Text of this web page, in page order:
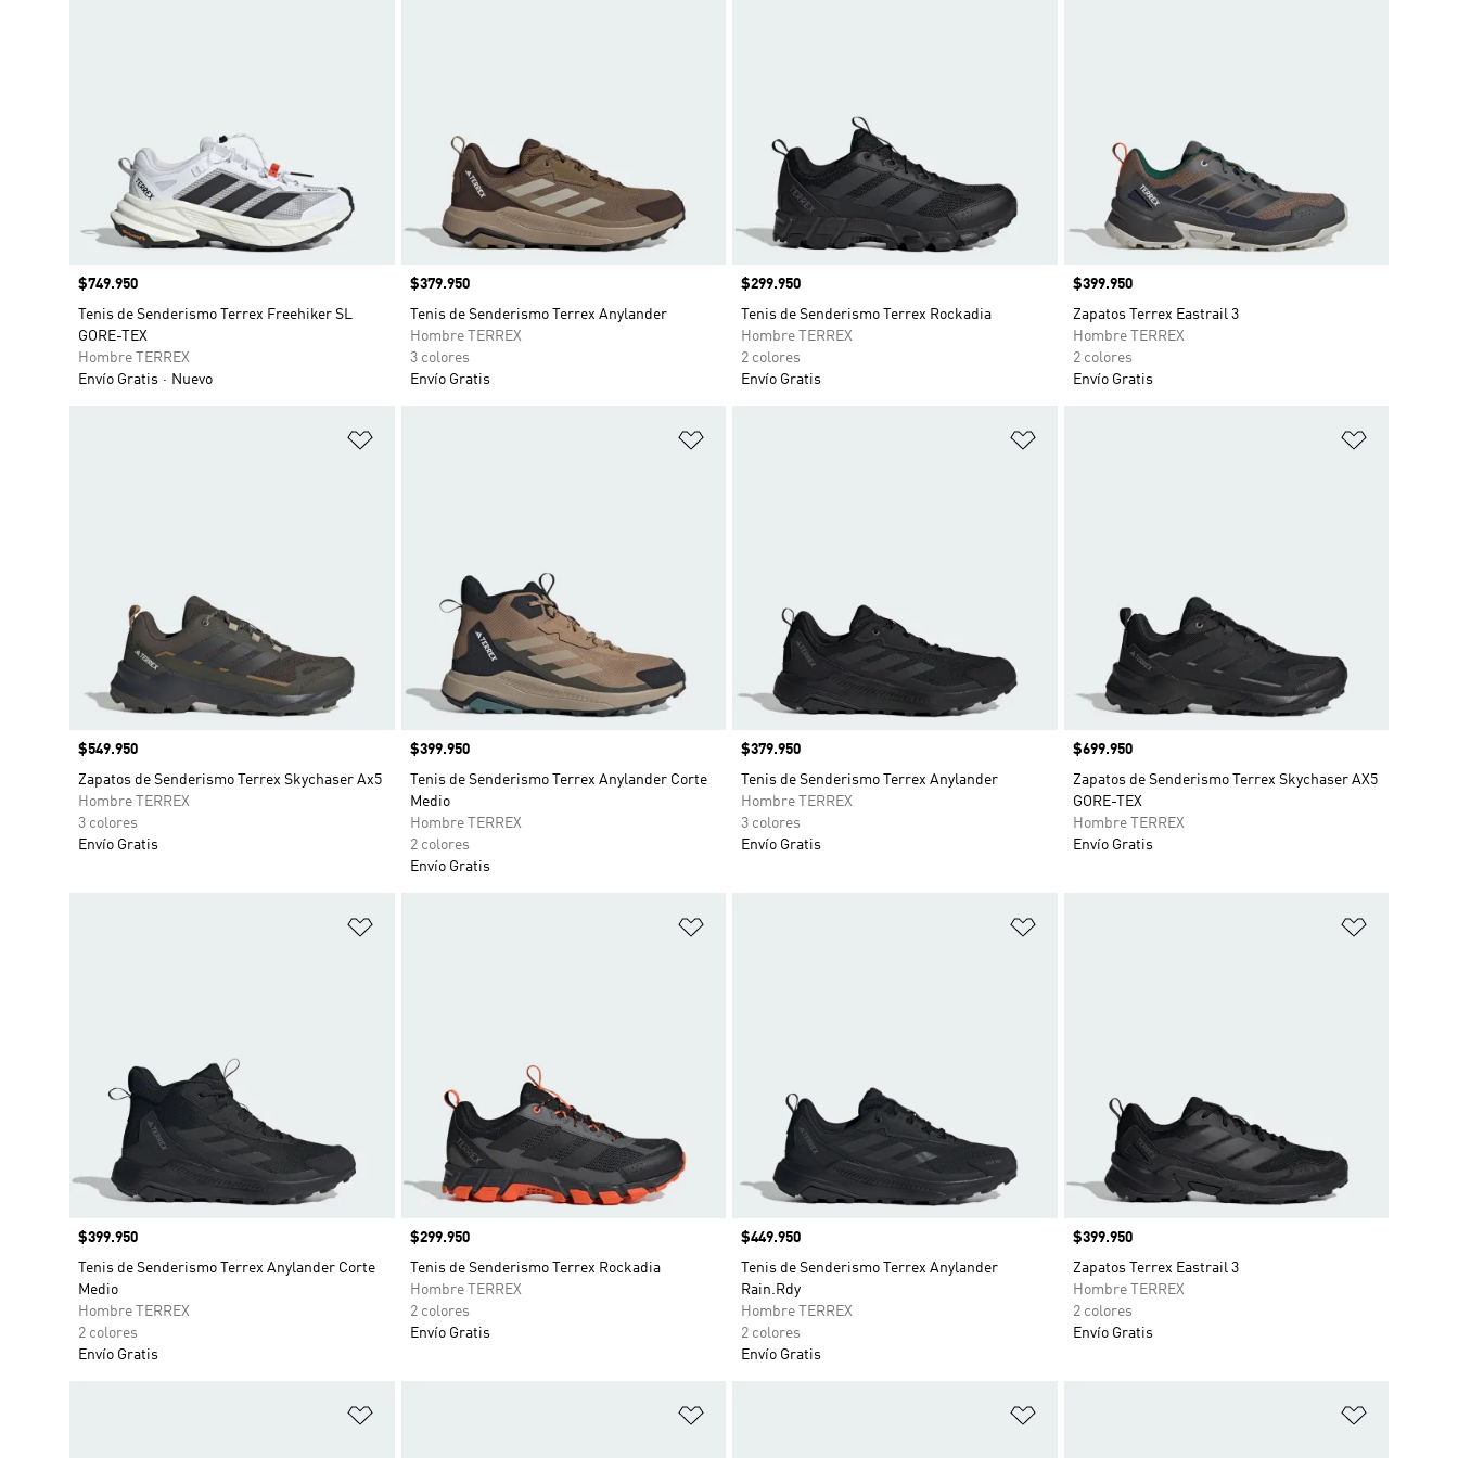
Precio
$749.950
Tenis de Senderismo Terrex Freehiker SL
GORE-TEX
Hombre TERREX
Envío Gratis
Nuevo
Precio
$379.950
Tenis de Senderismo Terrex Anylander
Hombre TERREX
3 colores
Envío Gratis
Precio
$299.950
Tenis de Senderismo Terrex Rockadia
Hombre TERREX
2 colores
Envío Gratis
Precio
$399.950
Zapatos Terrex Eastrail 3
Hombre TERREX
2 colores
Envío Gratis
Precio
$549.950
Zapatos de Senderismo Terrex Skychaser Ax5
Hombre TERREX
3 colores
Envío Gratis
Precio
$399.950
Tenis de Senderismo Terrex Anylander Corte
Medio
Hombre TERREX
2 colores
Envío Gratis
Precio
$379.950
Tenis de Senderismo Terrex Anylander
Hombre TERREX
3 colores
Envío Gratis
Precio
$699.950
Zapatos de Senderismo Terrex Skychaser AX5
GORE-TEX
Hombre TERREX
Envío Gratis
Precio
$399.950
Tenis de Senderismo Terrex Anylander Corte
Medio
Hombre TERREX
2 colores
Envío Gratis
Precio
$299.950
Tenis de Senderismo Terrex Rockadia
Hombre TERREX
2 colores
Envío Gratis
Precio
$449.950
Tenis de Senderismo Terrex Anylander
Rain.Rdy
Hombre TERREX
2 colores
Envío Gratis
Precio
$399.950
Zapatos Terrex Eastrail 3
Hombre TERREX
2 colores
Envío Gratis